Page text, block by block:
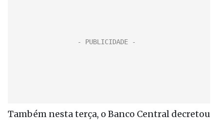
Também nesta terça, o Banco Central decretou